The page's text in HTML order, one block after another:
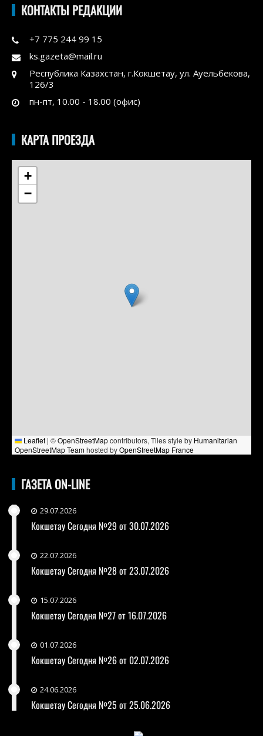
КОНТАКТЫ РЕДАКЦИИ
+7 775 244 99 15
ks.gazeta@mail.ru
Республика Казахстан, г.Кокшетау, ул. Ауельбекова,
126/3
пн-пт, 10.00 - 18.00 (офис)
КАРТА ПРОЕЗДА
+
−
Leaflet | ©OpenStreetMapcontributors, Tiles style by Humanitarian
OpenStreetMap Teamhosted byOpenStreetMap France
ГАЗЕТА ON-LINE
29.07.2026
Кокшетау Сегодня №29 от 30.07.2026
22.07.2026
Кокшетау Сегодня №28 от 23.07.2026
15.07.2026
Кокшетау Сегодня №27 от 16.07.2026
01.07.2026
Кокшетау Сегодня №26 от 02.07.2026
24.06.2026
Кокшетау Сегодня №25 от 25.06.2026